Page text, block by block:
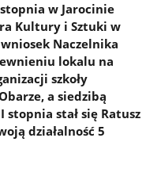
stopnia w Jarocinie
Kultury i Sztuki w
Naczelnika
lokalu na
szkoły
a siedzibą
stopnia stał się Ratusz
działalność 5